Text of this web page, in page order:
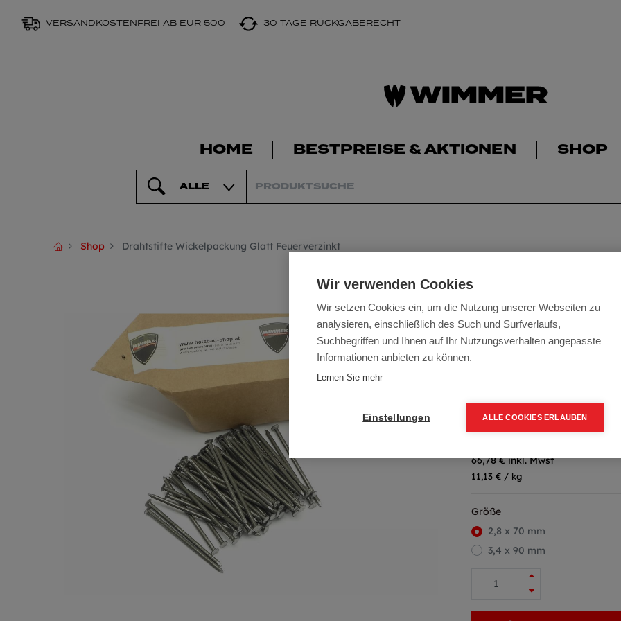
VERSANDKOSTENFREI AB EUR 500 30 TAGE RÜCKGABERECHT
HOME BESTPREISE & AKTIONEN SHOP
ALLE
Shop Drahtstifte Wickelpackung Glatt Feuerverzinkt
Drahtstifte
Artikelnummer:NL-FE-2870
Wickelpackung zu 5kg per
55,65€
66,78 € inkl. Mwst
11,13 € / kg
Größe
2,8 x 70 mm
3,4 x 90 mm
Wir verwenden Cookies
Wir setzen Cookies ein, um die Nutzung unserer Webseiten zu
analysieren, einschließlich des Such und Surfverlaufs,
Suchbegriffen und Ihnen auf Ihr Nutzungsverhalten angepasste
Informationen anbieten zu können.
Lernen Sie mehr
Einstellungen ALLE COOKIES ERLAUBEN